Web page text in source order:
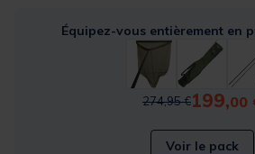
Équipez-vous entièrement en
Price reduced from
274,95 €to199,00
Voir le pack